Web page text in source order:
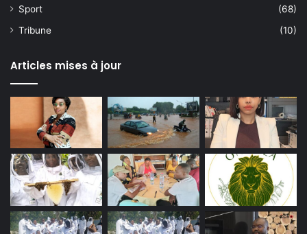
Sport
(68)
Tribune
(10)
Articles mises à jour